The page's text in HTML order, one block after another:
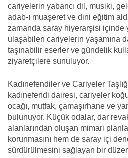
cariyelerin yabancı dil, musiki,
adab-ı muaşeret ve dini eğitim
zamanda saray hiyerarşisi içinde
ulaşabilen cariyelerin yaşamına
taşınabilir eserler ve gündelik
ziyaretçilere sunuluyor.
Kadınefendiler ve Cariyeler
kadınefendi dairesi, cariyeler
ocağı, mutfak, çamaşırhane ve
bulunuyor. Küçük odalar, dar
alanlarından oluşan mimari
korunmasını hem de saray içi
sürdürülmesini sağlayan bir